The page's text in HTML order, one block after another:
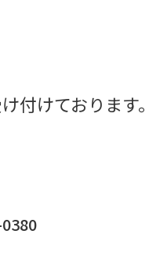
付けております。